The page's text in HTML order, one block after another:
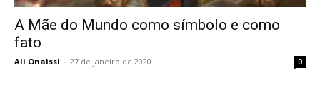
A Mãe do Mundo como símbolo e como
fato
Ali Onaissi - 27 de janeiro de 2020 0